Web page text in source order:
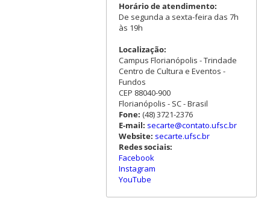
Horário de atendimento:
De segunda a sexta-feira das 7h
às 19h
Localização:
Campus Florianópolis - Trindade
Centro de Cultura e Eventos -
Fundos
CEP 88040-900
Florianópolis - SC - Brasil
Fone: (48) 3721-2376
E-mail: secarte@contato.ufsc.br
Website: secarte.ufsc.br
Redes sociais:
Facebook
Instagram
YouTube